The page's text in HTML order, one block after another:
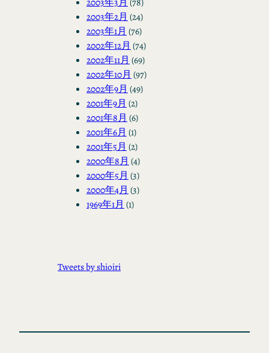
2003年2月 (24)
2003年1月 (76)
2002年12月 (74)
2002年11月 (69)
2002年10月 (97)
2002年9月 (49)
2001年9月 (2)
2001年8月 (6)
2001年6月 (1)
2001年5月 (2)
2000年8月 (4)
2000年5月 (3)
2000年4月 (3)
1969年1月 (1)
Tweets by shioiri